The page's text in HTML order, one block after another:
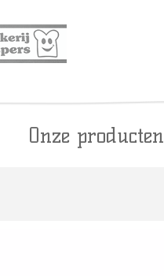
Onze producten